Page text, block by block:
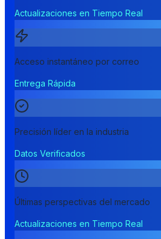
Actualizaciones en Tiempo Real
Acceso instantáneo por correo
Entrega Rápida
Precisión líder en la industria
Datos Verificados
Últimas perspectivas del mercado
Actualizaciones en Tiempo Real